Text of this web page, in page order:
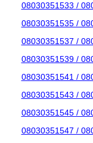
08030351533 /
08030351535 /
08030351537 /
08030351539 /
08030351541 /
08030351543 /
08030351545 /
08030351547 /